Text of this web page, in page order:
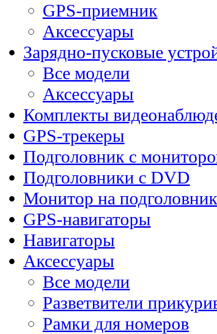
GPS-приемник
Аксессуары
Зарядно-пусковые
Все модели
Аксессуары
Комплекты
GPS-трекеры
Подголовник с
Подголовники с DVD
Монитор на подголовник
GPS-навигаторы
Навигаторы
Аксессуары
Все модели
Разветвители
Рамки для номеров